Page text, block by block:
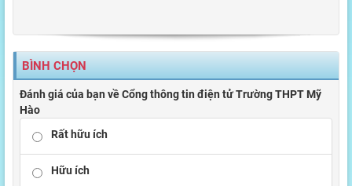
BÌNH CHỌN
Đánh giá của bạn về Cổng thông tin điện tử Trường THPT Mỹ
Hào
Rất hữu ích
Hữu ích